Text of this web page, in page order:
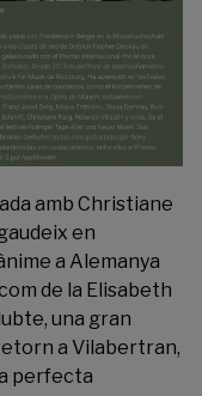
amb Christiane
en
a Alemanya
de la Elisabeth
una gran
a Vilabertran,
perfecta